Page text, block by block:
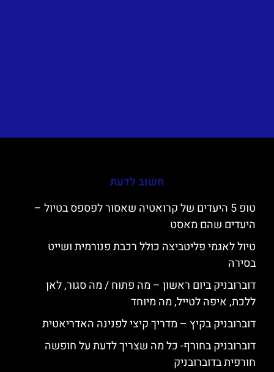
חשוב לדעת
טופ 5 היעדים של קרואטיה שאסור לפספס בטיול –
היעדים שהם מאסט
טיול לאגמי פליטביצה כולל רכבת פנורמית ושייט
בסירה
דוברובניק ביום ראשון – מה פתוח / מה סגור, לאן
ללכת, איפה לטייל, מה מיוחד
דוברובניק בקיץ – מדריך קיצי לפנינה האדריאטית
דוברובניק בחורף- כל מה שצריך לדעת על חופשה
חורפית בדוברובניק